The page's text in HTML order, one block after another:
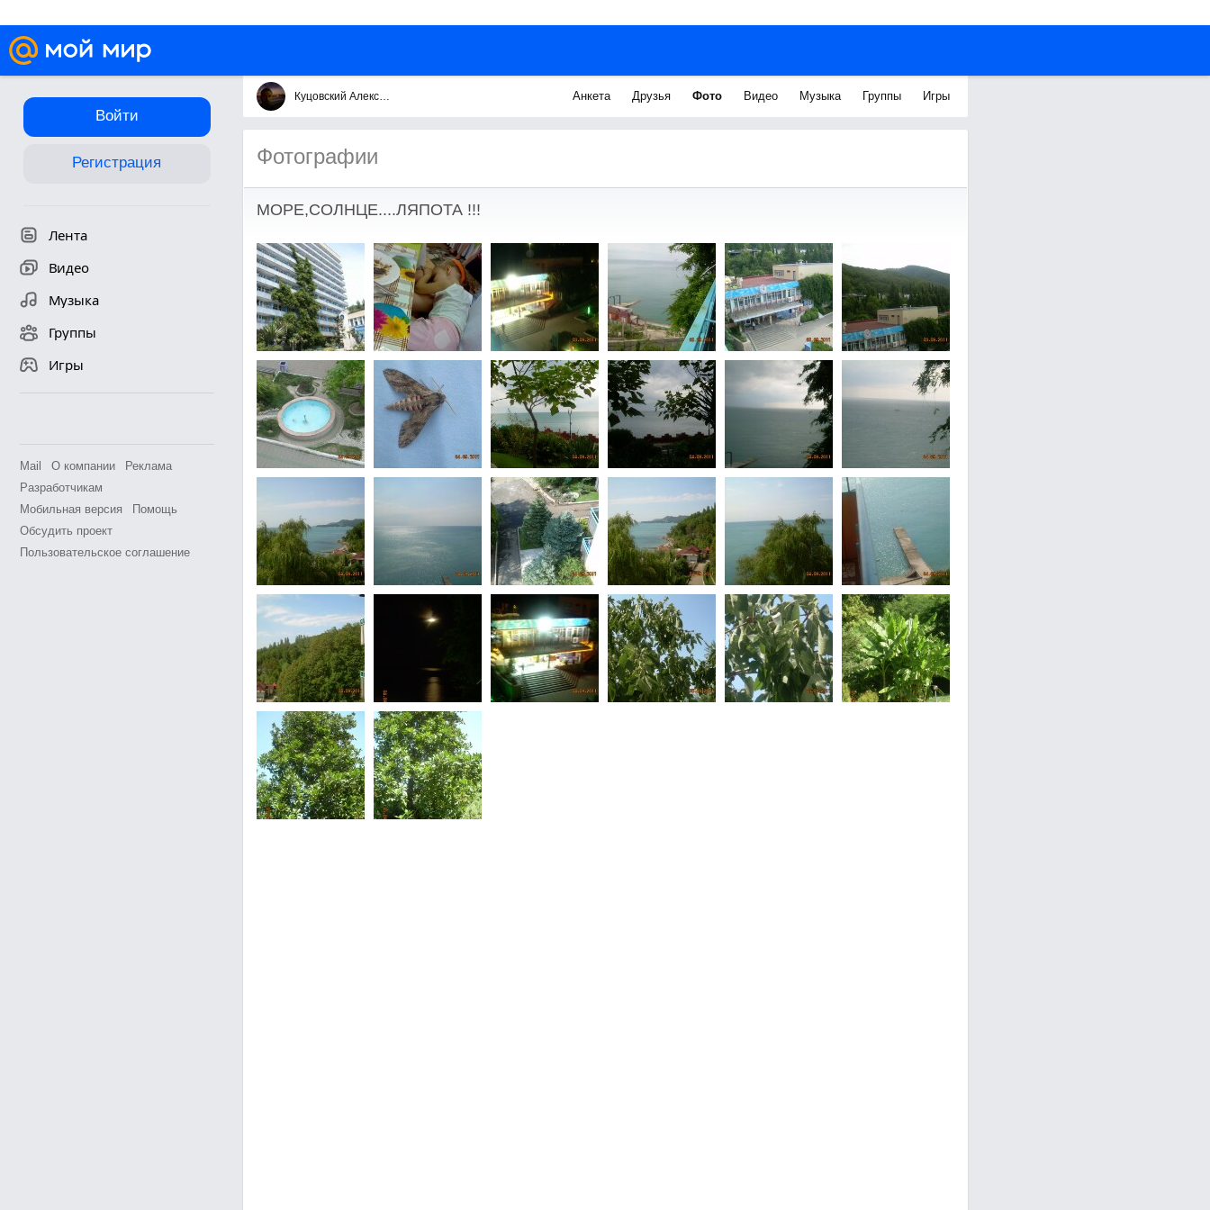
Войти
Регистрация
Лента
Видео
Музыка
Группы
Игры
Mail О компании
Реклама
Разработчикам
Мобильная версия
Помощь
Обсудить проект
Пользовательское соглашение
Куцовский Александр Анкета Друзья Фото Видео Музыка Группы Игры
Фотографии
МОРЕ,СОЛНЦЕ....ЛЯПОТА !!!